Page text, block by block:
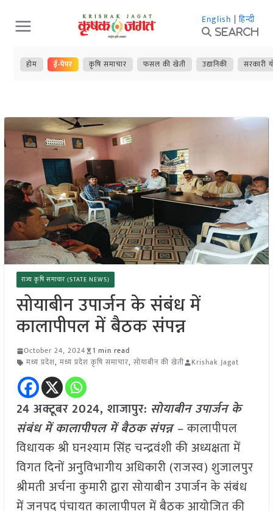
Skip
to
content
English | हिन्दी
Search
होम ई-पेपर कृषि समाचार फसल की खेती उद्यानिकी सरकारी
राज्य कृषि समाचार (STATE NEWS)
सोयाबीन उपार्जन के संबंध में
कालापीपल में बैठक संपन्न
October 24, 2024
1 min read
मध्य प्रदेश, मध्य प्रदेश कृषि समाचार, सोयाबीन की खेती Krishak Jagat
24 अक्टूबर 2024, शाजापुर: सोयाबीन उपार्जन के
संबंध में कालापीपल में बैठक संपन्न –कालापीपल
विधायक श्री घनश्याम सिंह चन्द्रवंशी की अध्यक्षता में
विगत दिनों अनुविभागीय अधिकारी (राजस्व) शुजालपुर
श्रीमती अर्चना कुमारी द्वारा सोयाबीन उपार्जन के संबंध